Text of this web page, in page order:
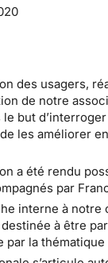
des usagers,
de notre
but
les améliorer
a été rendu
par
interne à
à être
la thématique